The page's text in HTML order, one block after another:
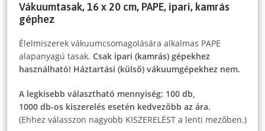
Vákuumtasak, 16 x 20 cm, PAPE, ipari, kamrás
géphez
Élelmiszerek vákuumcsomagolására alkalmas PAPE
alapanyagú tasak.Csak ipari (kamrás) gépekhez
használható! Háztartási (külső) vákuumgépekhez nem.
A legkisebb választható mennyiség: 100 db,
1000 db-os kiszerelés esetén kedvezőbb az ára.
(Ehhez válasszon nagyobb KISZERELÉST a lenti mezőben.)